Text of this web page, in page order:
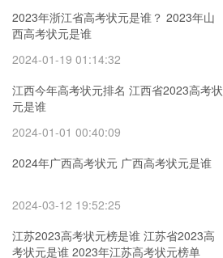
2023年浙江省高考状元是谁？ 2023年山
西高考状元是谁
2024-01-19 01:14:32
江西今年高考状元排名 江西省2023高考状
元是谁
2024-01-01 00:40:09
2024年广西高考状元 广西高考状元是谁
2024-03-12 19:52:25
江苏2023高考状元榜是谁 江苏省2023高
考状元是谁 2023年江苏高考状元榜单